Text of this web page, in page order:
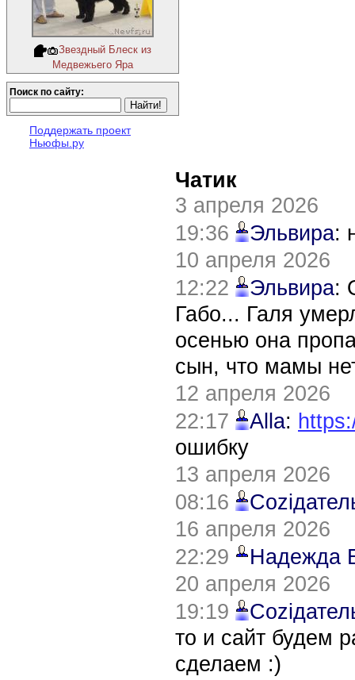
Звездный Блеск из
Медвежьего Яра
Поиск по сайту:
Поддержать проект
Ньюфы.ру
Чатик
3 апреля 2026
19:36
Эльвира:
10 апреля 2026
12:22
Эльвира:
Габо... Галя
осенью она
сын, что мамы
12 апреля 2026
22:17
Alla:
ошибку
13 апреля 2026
08:16
16 апреля 2026
22:29
Надежда
20 апреля 2026
19:19
то и сайт будем
сделаем :)